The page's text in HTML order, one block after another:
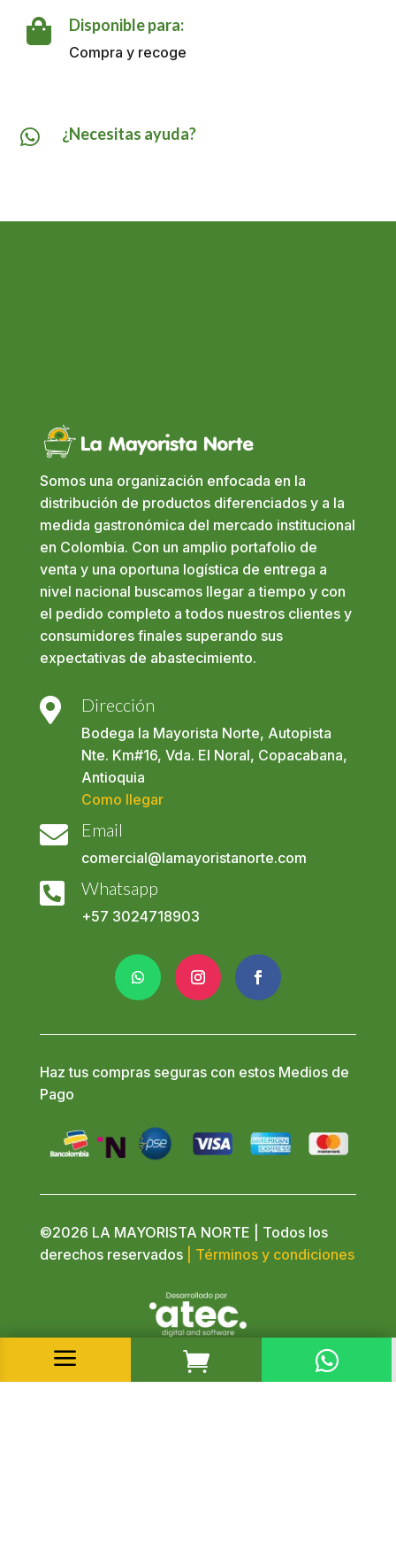
500
GR
cantidad
 Disponible para:
Compra y recoge
 ¿Necesitas ayuda?
Somos una organización enfocada en la
distribución de productos diferenciados y a la
medida gastronómica del mercado institucional
en Colombia. Con un amplio portafolio de
venta y una oportuna logística de entrega a
nivel nacional buscamos llegar a tiempo y con
el pedido completo a todos nuestros clientes y
consumidores finales superando sus
expectativas de abastecimiento.
 Dirección
Bodega la Mayorista Norte, Autopista
Nte. Km#16, Vda. El Noral, Copacabana,
Antioquia
Como llegar
 Email
comercial@lamayoristanorte.com
 Whatsapp
+57 3024718903
Haz tus compras seguras con estos Medios de
Pago
©2026 LA MAYORISTA NORTE | Todos los
derechos reservados
| Términos y condiciones
a  